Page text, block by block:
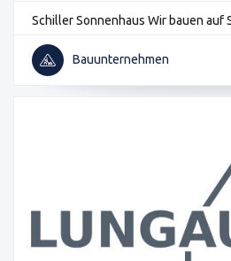
Schiller Sonnenhaus Wir bauen auf
Bauunternehmen